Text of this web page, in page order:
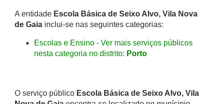
A entidade Escola Básica de Seixo Alvo, Vila Nova
de Gaia inclui-se nas seguintes categorias:
Escolas e Ensino - Ver mais serviços públicos
nesta categoria no distrito: Porto
O serviço público Escola Básica de Seixo Alvo, Vila